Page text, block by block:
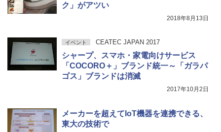
ク」がアツい
2018年8月13日
イベント CEATEC JAPAN 2017
シャープ、スマホ・家電向けサービス
「COCORO＋」ブランド統一～「ガラパ
ゴス」ブランドは消滅
2017年10月2日
メーカーを超えてIoT機器を連携できる、
東大の技術で